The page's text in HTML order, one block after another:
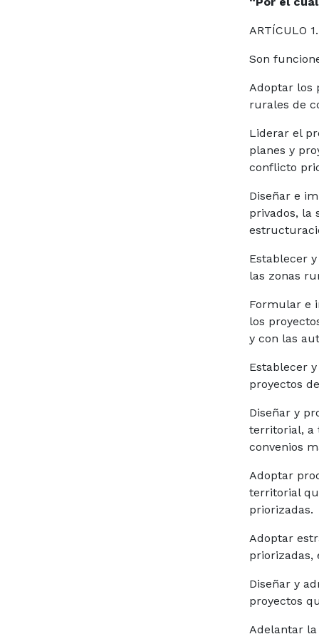
ARTÍCULO
Son
Adoptar los
rurales de
Liderar el
planes y
conflicto
Diseñar e
privados, la
Establecer
las zonas
Formular e
los
y con las
Establecer
proyectos
Diseñar y
territorial, a
convenios
Adoptar
territorial
priorizadas.
Adoptar
priorizadas,
Diseñar y
proyectos
Adelantar